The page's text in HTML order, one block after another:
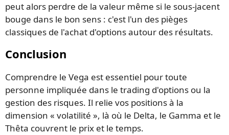
peut alors perdre de la valeur même si le sous-jacent
bouge dans le bon sens : c'est l'un des pièges
classiques de l'achat d'options autour des résultats.
Conclusion
Comprendre le Vega est essentiel pour toute
personne impliquée dans le trading d'options ou la
gestion des risques. Il relie vos positions à la
dimension « volatilité », là où le Delta, le Gamma et le
Thêta couvrent le prix et le temps.